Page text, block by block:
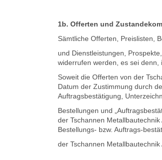
1b. Offerten und
Sämtliche Offerten, Preislisten,
und Dienstleistungen,
widerrufen werden, es sei denn,
Soweit die Offerten von der
Datum der Zustimmung durch
Auftragsbestätigung,
Bestellungen und
der Tschannen
Bestellungs- bzw. Auftrags-
der Tschannen